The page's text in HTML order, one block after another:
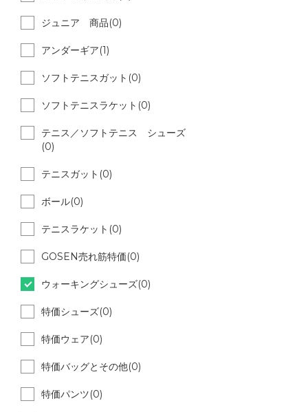
ジュニア 商品(0)
アンダーギア(1)
ソフトテニスガット(0)
ソフトテニスラケット(0)
テニス／ソフトテニス シューズ
(0)
テニスガット(0)
ボール(0)
テニスラケット(0)
GOSEN売れ筋特価(0)
ウォーキングシューズ(0)
特価シューズ(0)
特価ウェア(0)
特価バッグとその他(0)
特価パンツ(0)